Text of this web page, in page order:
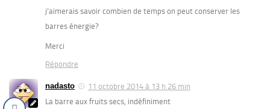
j’aimerais savoir combien de temps on peut conserver les
barres énergie?
Merci
Répondre
nadasto
11 octobre 2014 à 13 h 26 min
La barre aux fruits secs, indéfiniment